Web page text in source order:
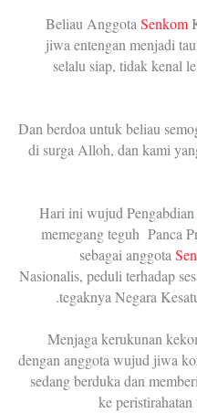
Senkom
jiwa entengan menjadi
selalu siap, tidak kenal
"Dan berdoa untuk beliau
di surga Alloh, dan kami
memegang teguh Panca
sebagai anggota
Nasionalis, peduli terhadap
tegaknya Negara
"Menjaga kerukunan
dengan anggota wujud jiwa
sedang berduka dan
ke